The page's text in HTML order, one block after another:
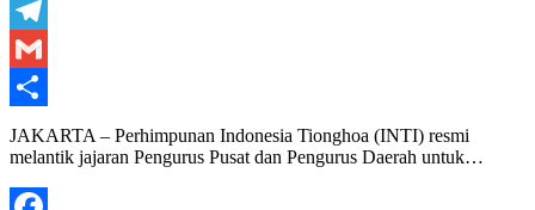
LinkedIn
Telegram
Gmail
Share
JAKARTA – Perhimpunan Indonesia Tionghoa (INTI) resmi
melantik jajaran Pengurus Pusat dan Pengurus Daerah untuk…